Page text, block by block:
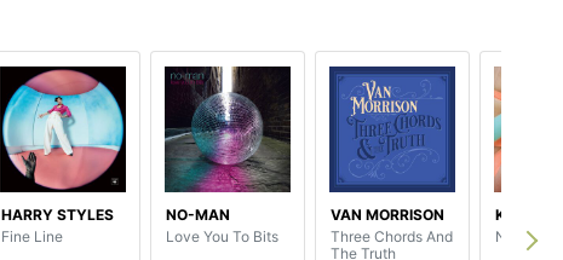
HARRY STYLES
Fine Line
NO-MAN
Love You To Bits
VAN MORRISON
Three Chords And
The Truth
KIM
No Home